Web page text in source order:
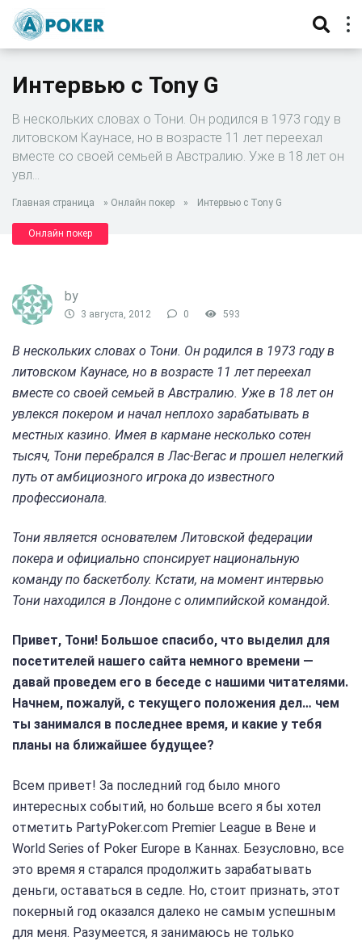
Интервью с Tony G
В нескольких словах о Тони. Он родился в 1973 году в
литовском Каунасе, но в возрасте 11 лет переехал
вместе со своей семьей в Австралию. Уже в 18 лет он
увл…
Главная страница » Онлайн покер » Интервью с Tony G
Онлайн покер
by
3 августа, 2012 0 593
В нескольких словах о Тони. Он родился в 1973 году в
литовском Каунасе, но в возрасте 11 лет переехал
вместе со своей семьей в Австралию. Уже в 18 лет он
увлекся покером и начал неплохо зарабатывать в
местных казино. Имея в кармане несколько сотен
тысяч, Тони перебрался в Лас-Вегас и прошел нелегкий
путь от амбициозного игрока до известного
профессионала.
Тони является основателем Литовской федерации
покера и официально спонсирует национальную
команду по баскетболу. Кстати, на момент интервью
Тони находился в Лондоне с олимпийской командой.
Привет, Тони! Большое спасибо, что выделил для
посетителей нашего сайта немного времени —
давай проведем его в беседе с нашими читателями.
Начнем, пожалуй, с текущего положения дел… чем
ты занимался в последнее время, и какие у тебя
планы на ближайшее будущее?
Всем привет! За последний год было много
интересных событий, но больше всего я бы хотел
отметить PartyPoker.com Premier League в Вене и
World Series of Poker Europe в Каннах. Безусловно, все
это время я старался продолжить зарабатывать
деньги, оставаться в седле. Но, стоит признать, этот
покерный год оказался далеко не самым успешным
для меня. Разумеется, я занимаюсь не только